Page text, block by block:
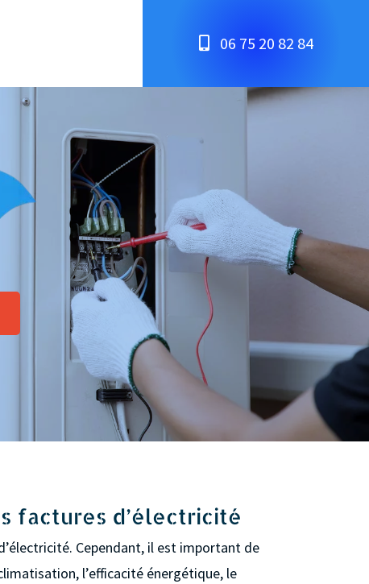
06 75 20 82 84
factures d’électricité
Cependant, il est important de
l’efficacité énergétique, le